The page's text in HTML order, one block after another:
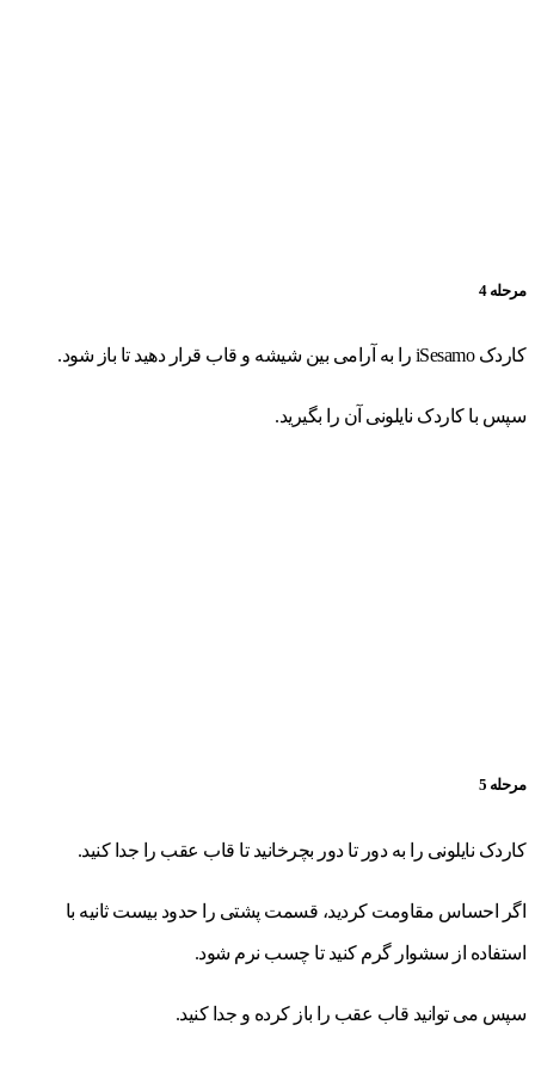
مرحله 4
کاردک iSesamo را به آرامی بین شیشه و قاب قرار دهید تا باز شود.
سپس با کاردک نایلونی آن را بگیرید.
مرحله 5
کاردک نایلونی را به دور تا دور بچرخانید تا قاب عقب را جدا کنید.
اگر احساس مقاومت کردید، قسمت پشتی را حدود بیست ثانیه با
استفاده از سشوار گرم کنید تا چسب نرم شود.
سپس می توانید قاب عقب را باز کرده و جدا کنید.